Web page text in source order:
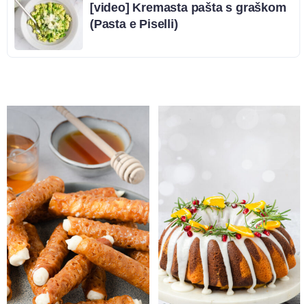
[video] Kremasta pašta s graškom
(Pasta e Piselli)